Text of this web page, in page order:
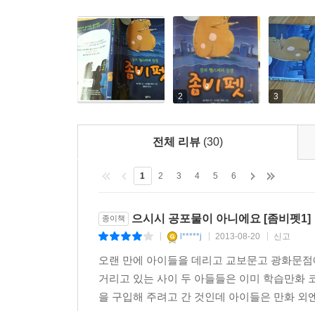
2 3
전체 리뷰 (30)
1 2 3 4 5 6
종이책 으시시 공포물이 아니에요 [좀비펫1]
l*****j 2013-08-20 신고
오랜 만에 아이들을 데리고 교보문고 광화문
거리고 있는 사이 두 아들들은 이미 학습만화
을 구입해 주려고 간 것인데 아이들은 만화